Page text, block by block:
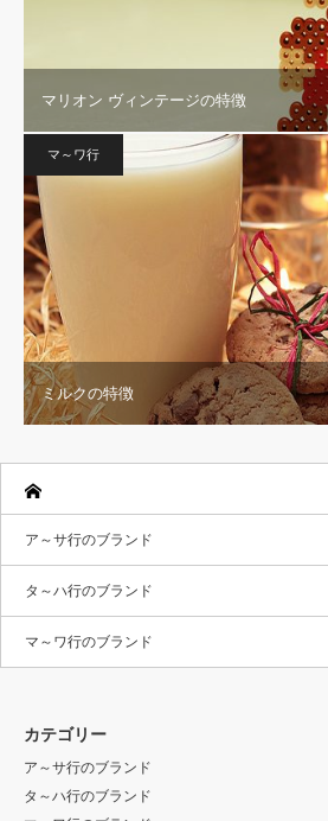
マリオン ヴィンテージの特徴
マ～ワ行
ミルクの特徴
ア～サ行のブランド
タ～ハ行のブランド
マ～ワ行のブランド
カテゴリー
ア～サ行のブランド
タ～ハ行のブランド